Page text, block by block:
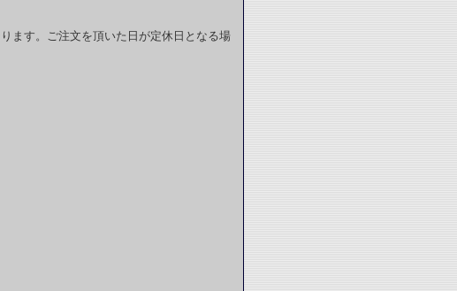
ます。ご注文を頂いた日が定休日となる場